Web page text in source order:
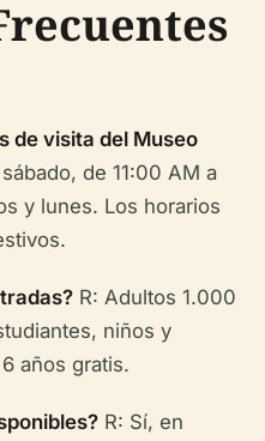
de visita del Museo
de 11:00 AM a
y lunes. Los horarios
R: Adultos 1.000
niños y
años gratis.
R: Sí, en